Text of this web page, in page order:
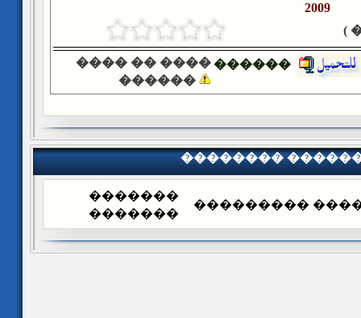
2009
���� �� ����
������
������
��������
��������
�������
�������